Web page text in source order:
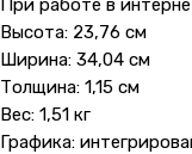
При работе в
Высота: 23,76 см
Ширина: 34,04 см
Толщина: 1,15 см
Вес: 1,51 кг
Графика: